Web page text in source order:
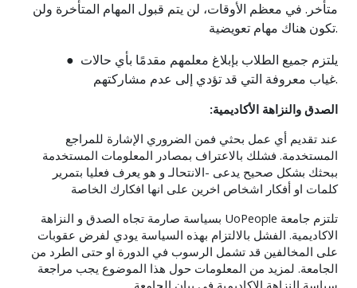
متأخر. في معظم الأوقات، لن يتم قبول المهام المتأخرة ولن
تكون هناك مهام تعويضية.
● يلتزم جميع الطلاب بإبلاغ معلمهم مقدمًا بأي حالات
غياب معروفة التي قد تؤدي إلى عدم مشاركتهم.
الصدق والنزاهة الأكاديمية:
عند تقديم أي عمل بحثي فمن الضروري الإشارة للمراجع
المستخدمة. فشلك بالاعتراف بمصادر المعلومات المستخدمة
ببحثك بشكل صحيح يدعى -الانتحالـ و هو يعرف فعليا بتمرير
كلمات او أفكار اشخاص اخرين على انها افكارك الخاصة
تلتزم جامعة UoPeople بسياسة صارمة تجاه الصدق و النزاهة
الاكاديمية. الفشل بالالتزام بهذه السياسة يودي لفرض عقوبات
على المخالفين قد تشمل الرسوب في الدورة او حتى الطرد من
الجامعة. لمزيد من المعلومات حول هذا الموضوع يجب مراجعة
سياسة النزاهة الاكاديمية في بيان الجامعة